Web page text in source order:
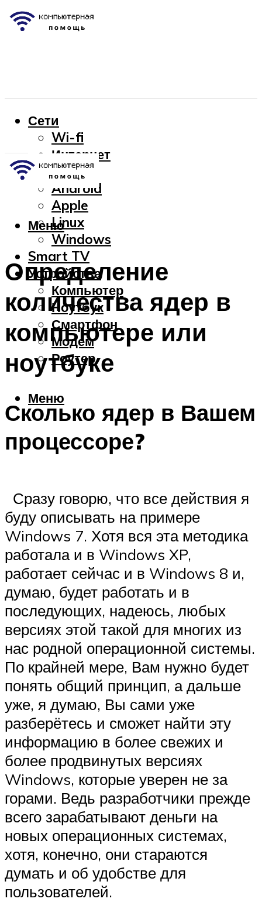
Сети
Wi-fi
Интернет
OC
Android
Apple
Linux
Windows
Smart TV
Устройства
Компьютер
Ноутбук
Смартфон
Модем
Роутер
Меню
Меню
Определение
количества ядер в
компьютере или
ноутбуке
Сколько ядер в Вашем
процессоре?
Сразу говорю, что все действия я
буду описывать на примере
Windows 7. Хотя вся эта методика
работала и в Windows XP,
работает сейчас и в Windows 8 и,
думаю, будет работать и в
последующих, надеюсь, любых
версиях этой такой для многих из
нас родной операционной системы.
По крайней мере, Вам нужно будет
понять общий принцип, а дальше
уже, я думаю, Вы сами уже
разберётесь и сможет найти эту
информацию в более свежих и
более продвинутых версиях
Windows, которые уверен не за
горами. Ведь разработчики прежде
всего зарабатывают деньги на
новых операционных системах,
хотя, конечно, они стараются
думать и об удобстве для
пользователей.